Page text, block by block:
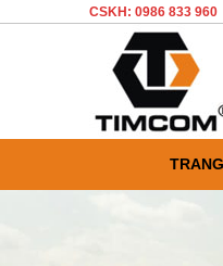
CSKH: 0986 833 960